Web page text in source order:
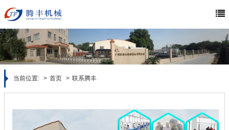
当前位置: 首页 联系腾丰